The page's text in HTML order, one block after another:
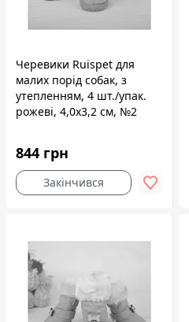
Черевики Ruispet для
малих порід собак, з
утепленням, 4 шт./упак.
рожеві, 4,0x3,2 см, №2
844 грн
Закінчився